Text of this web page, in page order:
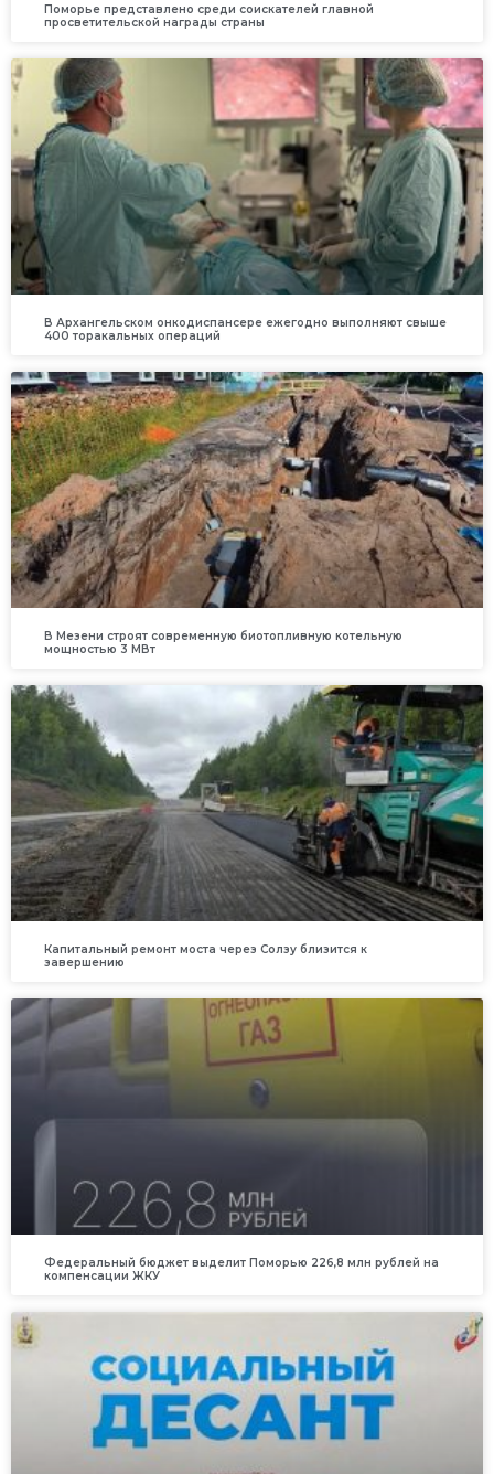
Поморье представлено среди соискателей главной
просветительской награды страны
В Архангельском онкодиспансере ежегодно выполняют свыше
400 торакальных операций
В Мезени строят современную биотопливную котельную
мощностью 3 МВт
Капитальный ремонт моста через Солзу близится к
завершению
Федеральный бюджет выделит Поморью 226,8 млн рублей на
компенсации ЖКУ